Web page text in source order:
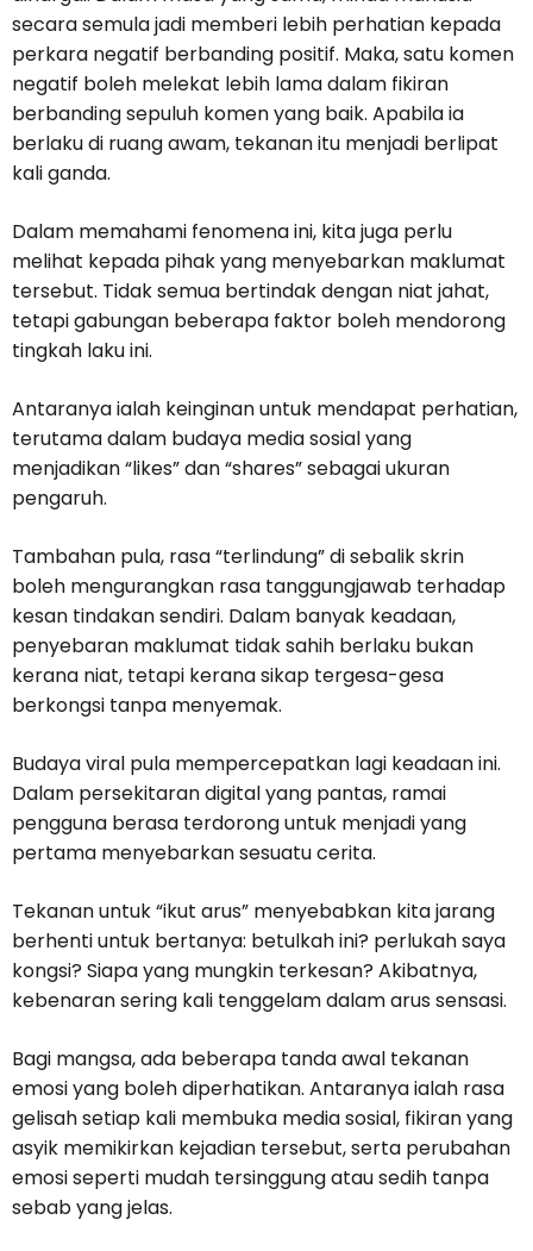
secara semula jadi memberi lebih perhatian kepada
perkara negatif berbanding positif. Maka, satu komen
negatif boleh melekat lebih lama dalam fikiran
berbanding sepuluh komen yang baik. Apabila ia
berlaku di ruang awam, tekanan itu menjadi berlipat
kali ganda.
Dalam memahami fenomena ini, kita juga perlu
melihat kepada pihak yang menyebarkan maklumat
tersebut. Tidak semua bertindak dengan niat jahat,
tetapi gabungan beberapa faktor boleh mendorong
tingkah laku ini.
Antaranya ialah keinginan untuk mendapat perhatian,
terutama dalam budaya media sosial yang
menjadikan “likes” dan “shares” sebagai ukuran
pengaruh.
Tambahan pula, rasa “terlindung” di sebalik skrin
boleh mengurangkan rasa tanggungjawab terhadap
kesan tindakan sendiri. Dalam banyak keadaan,
penyebaran maklumat tidak sahih berlaku bukan
kerana niat, tetapi kerana sikap tergesa-gesa
berkongsi tanpa menyemak.
Budaya viral pula mempercepatkan lagi keadaan ini.
Dalam persekitaran digital yang pantas, ramai
pengguna berasa terdorong untuk menjadi yang
pertama menyebarkan sesuatu cerita.
Tekanan untuk “ikut arus” menyebabkan kita jarang
berhenti untuk bertanya: betulkah ini? perlukah saya
kongsi? Siapa yang mungkin terkesan? Akibatnya,
kebenaran sering kali tenggelam dalam arus sensasi.
Bagi mangsa, ada beberapa tanda awal tekanan
emosi yang boleh diperhatikan. Antaranya ialah rasa
gelisah setiap kali membuka media sosial, fikiran yang
asyik memikirkan kejadian tersebut, serta perubahan
emosi seperti mudah tersinggung atau sedih tanpa
sebab yang jelas.